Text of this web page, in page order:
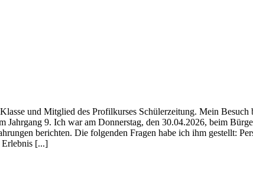
und Mitglied des Profilkurses Schülerzeitung. Mein
9. Ich war am Donnerstag, den 30.04.2026, beim
berichten. Die folgenden Fragen habe ich ihm gestellt:
Erlebnis [...]